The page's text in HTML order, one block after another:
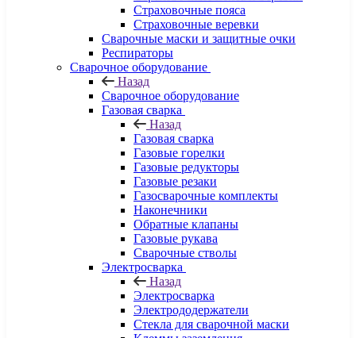
Страховочные пояса
Страховочные веревки
Сварочные маски и защитные очки
Респираторы
Сварочное оборудование
Назад
Сварочное оборудование
Газовая сварка
Назад
Газовая сварка
Газовые горелки
Газовые редукторы
Газовые резаки
Газосварочные комплекты
Наконечники
Обратные клапаны
Газовые рукава
Сварочные стволы
Электросварка
Назад
Электросварка
Электрододержатели
Стекла для сварочной маски